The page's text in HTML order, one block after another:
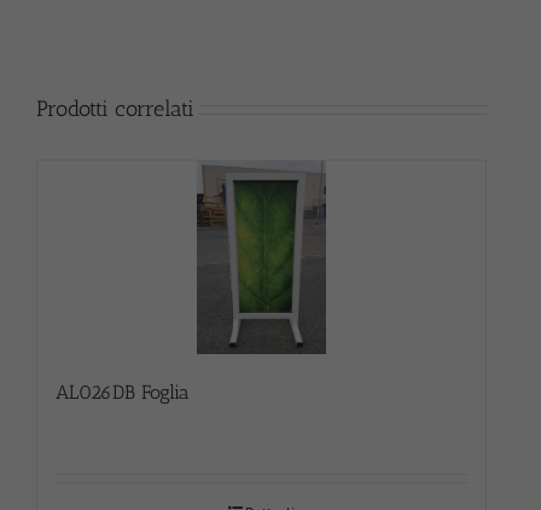
Prodotti correlati
AL026DB Foglia